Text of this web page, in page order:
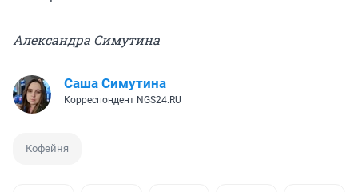
Александра Симутина
Саша Симутина
Корреспондент NGS24.RU
Кофейня